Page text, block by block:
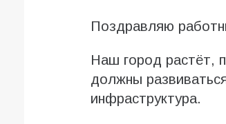
Поздравляю
Наш город растёт,
должны
инфраструктура.